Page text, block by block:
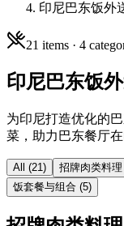
印尼巴东饭外
21 items · 4
印尼巴东饭
为印尼打造优化的
菜，助力巴东餐厅
All (21 ) 招牌肉类料理
饭套餐与组合 (5)